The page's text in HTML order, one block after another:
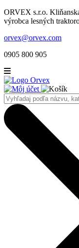
ORVEX s.r.o.
výrobca lesných
orvex@orvex.com
0905 800 905